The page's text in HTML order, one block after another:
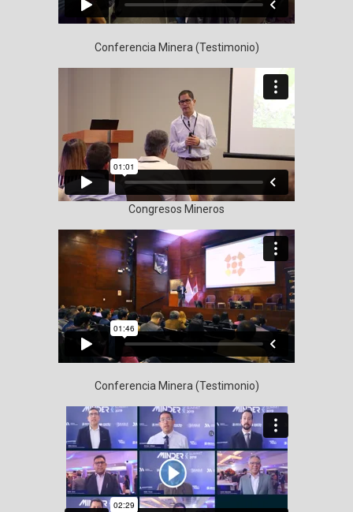
Conferencia Minera (Testimonio)
Congresos Mineros
Conferencia Minera (Testimonio)